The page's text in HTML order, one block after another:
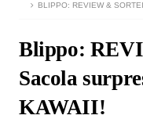
BLIPPO: REVIEW &
Blippo:
Sacola
KAWAII!